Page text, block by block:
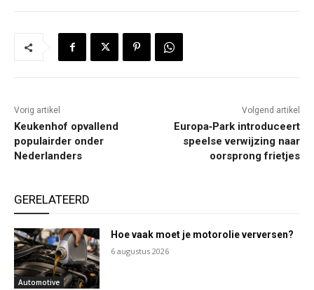
Vorig artikel
Keukenhof opvallend
populairder onder
Nederlanders
Volgend artikel
Europa‑Park introduceert
speelse verwijzing naar
oorsprong frietjes
GERELATEERD
Automotive
Hoe vaak moet je motorolie verversen?
6 augustus 2026